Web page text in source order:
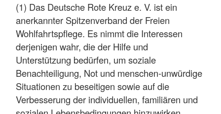
(1) Das Deutsche Rote Kreuz e. V. ist ein
anerkannter Spitzenverband der Freien
Wohlfahrtspflege. Es nimmt die Interessen
derjenigen wahr, die der Hilfe und
Unterstützung bedürfen, um soziale
Benachteiligung, Not und menschen-unwürdige
Situationen zu beseitigen sowie auf die
Verbesserung der individuellen, familiären und